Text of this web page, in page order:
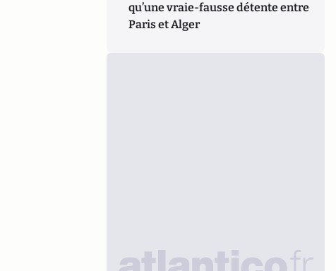
qu’une vraie-fausse détente entre
Paris et Alger